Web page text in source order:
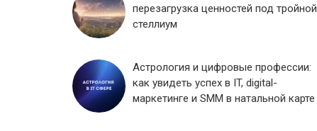
перезагрузка ценностей под тройной
стеллиум
Астрология и цифровые профессии:
как увидеть успех в IT, digital-
маркетинге и SMM в натальной карте